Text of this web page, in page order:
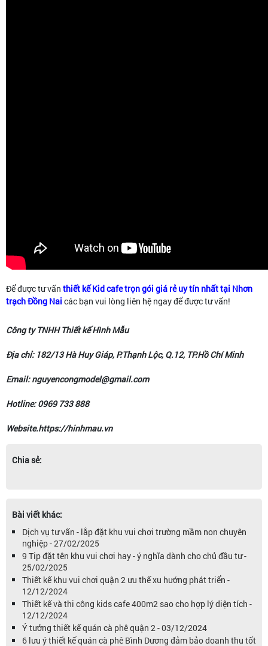
Để được tư vấn thiết kế Kid cafe trọn gói giá rẻ uy tín nhất tại Nhơn
trạch Đồng Nai các bạn vui lòng liên hệ ngay để được tư vấn!
Công ty TNHH Thiết kế Hình Mẫu
Địa chỉ: 182/13 Hà Huy Giáp, P.Thạnh Lộc, Q.12, TP.Hồ Chí Minh
Email: nguyencongmodel@gmail.com
Hotline: 0969 733 888
Website.https://hinhmau.vn
Chia sẻ:
Bài viết khác:
Dịch vụ tư vấn - lắp đặt khu vui chơi trường mầm non chuyên
nghiệp - 27/02/2025
9 Tip đặt tên khu vui chơi hay - ý nghĩa dành cho chủ đầu tư -
25/02/2025
Thiết kế khu vui chơi quận 2 ưu thế xu hướng phát triển -
12/12/2024
Thiết kế và thi công kids cafe 400m2 sao cho hợp lý diện tích -
12/12/2024
Ý tưởng thiết kế quán cà phê quận 2 - 03/12/2024
6 lưu ý thiết kế quán cà phê Bình Dương đảm bảo doanh thu tốt